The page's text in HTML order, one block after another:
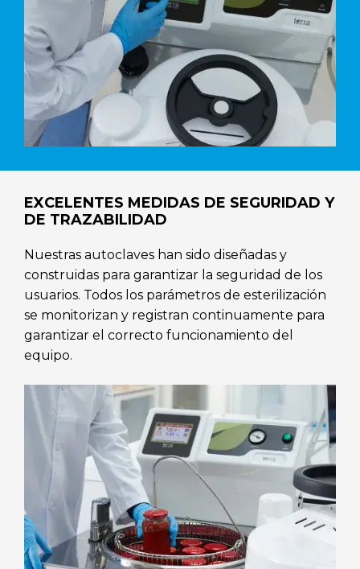
EXCELENTES MEDIDAS DE SEGURIDAD Y
DE TRAZABILIDAD
Nuestras autoclaves han sido diseñadas y
construidas para garantizar la seguridad de los
usuarios. Todos los parámetros de esterilización
se monitorizan y registran continuamente para
garantizar el correcto funcionamiento del
equipo.